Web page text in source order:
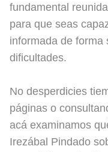
fundamental
para que seas
informada de forma
dificultades.
No desperdicies
páginas o
acá examinamos
Irezábal Pindado